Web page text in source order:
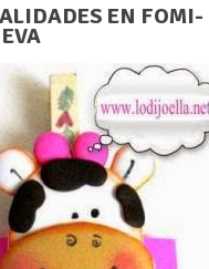
EN FOMI-